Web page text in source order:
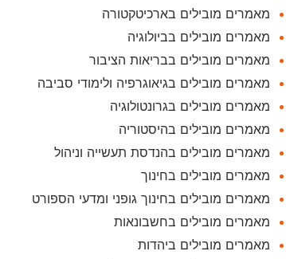
מאמרים מובילים בארכיטקטורה
מאמרים מובילים בביולוגיה
מאמרים מובילים בבריאות הציבור
מאמרים מובילים בגיאוגרפיה ולימודי סביבה
מאמרים מובילים בגרונטולוגיה
מאמרים מובילים בהיסטוריה
מאמרים מובילים בהנדסת תעשייה וניהול
מאמרים מובילים בחינוך
מאמרים מובילים בחינוך גופני ומדעי הספורט
מאמרים מובילים בחשבונאות
מאמרים מובילים ביהדות